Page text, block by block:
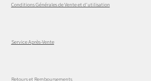
Conditions Générales de Vente et d'utilisation
Service Après-Vente
Retours et Remboursements